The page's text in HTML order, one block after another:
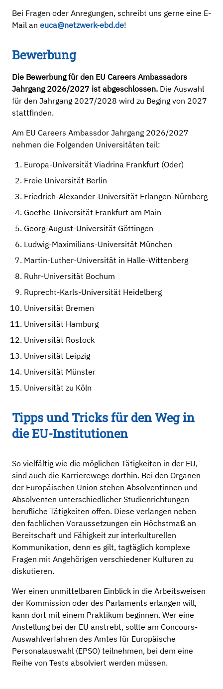
Bei Fragen oder Anregungen, schreibt uns gerne eine E-
Mail an euca@netzwerk-ebd.de!
Bewerbung
Die Bewerbung für den EU Careers Ambassadors
Jahrgang 2026/2027 ist abgeschlossen. Die Auswahl
für den Jahrgang 2027/2028 wird zu Beging von 2027
stattfinden.
Am EU Careers Ambassdor Jahrgang 2026/2027
nehmen die Folgenden Universitäten teil:
Europa-Universität Viadrina Frankfurt (Oder)
Freie Universität Berlin
Friedrich-Alexander-Universität Erlangen-Nürnberg
Goethe-Universität Frankfurt am Main
Georg-August-Universität Göttingen
Ludwig-Maximilians-Universität München
Martin-Luther-Universität in Halle-Wittenberg
Ruhr-Universität Bochum
Ruprecht-Karls-Universität Heidelberg
Universität Bremen
Universität Hamburg
Universität Rostock
Universität Leipzig
Universität Münster
Universität zu Köln
Tipps und Tricks für den Weg in
die EU-Institutionen
So vielfältig wie die möglichen Tätigkeiten in der EU,
sind auch die Karrierewege dorthin. Bei den Organen
der Europäischen Union stehen Absolventinnen und
Absolventen unterschiedlicher Studienrichtungen
berufliche Tätigkeiten offen. Diese verlangen neben
den fachlichen Voraussetzungen ein Höchstmaß an
Bereitschaft und Fähigkeit zur interkulturellen
Kommunikation, denn es gilt, tagtäglich komplexe
Fragen mit Angehörigen verschiedener Kulturen zu
diskutieren.
Wer einen unmittelbaren Einblick in die Arbeitsweisen
der Kommission oder des Parlaments erlangen will,
kann dort mit einem Praktikum beginnen. Wer eine
Anstellung bei der EU anstrebt, sollte am Concours-
Auswahlverfahren des Amtes für Europäische
Personalauswahl (EPSO) teilnehmen, bei dem eine
Reihe von Tests absolviert werden müssen.